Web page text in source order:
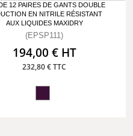
12 PAIRES DE GANTS DOUBLE
EN NITRILE RÉSISTANT
AUX LIQUIDES MAXIDRY
(EPSP111)
194,00 € HT
232,80 € TTC